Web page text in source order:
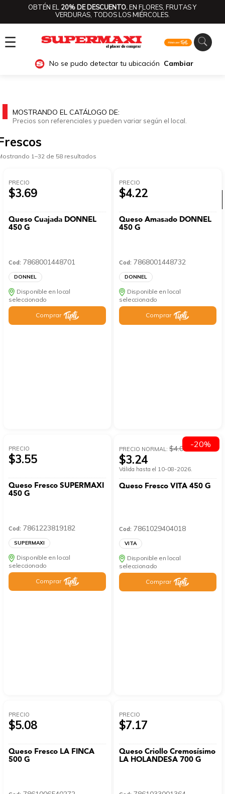
OBTÉN EL 20% DE DESCUENTO.EN FLORES, FRUTAS Y
VERDURAS, TODOS LOS MIÉRCOLES.
☰
No se pudo detectar tu ubicación Cambiar
MOSTRANDO EL CATÁLOGO DE:
Precios son referenciales y pueden variar según el local.
1–32 de 58 resultados
PRECIO
$3.69
Queso Cuajada DONNEL
450 G
Cod: 7868001448701
DONNEL
Disponible en local
seleccionado
Comprar
PRECIO
$4.22
Queso Amasado DONNEL
450 G
Cod: 7868001448732
DONNEL
Disponible en local
seleccionado
Comprar
PRECIO
$3.55
Queso Fresco SUPERMAXI
450 G
Cod: 7861223819182
SUPERMAXI
Disponible en local
seleccionado
Comprar
PRECIO NORMAL:$4.05
$3.24
Válida hasta el 10-08-2026.
Queso Fresco VITA 450 G
Cod: 7861029404018
VITA
Disponible en local
seleccionado
Comprar
-20%
PRECIO
$5.08
Queso Fresco LA FINCA
500 G
PRECIO
$7.17
Queso Criollo Cremosísimo
LA HOLANDESA 700 G